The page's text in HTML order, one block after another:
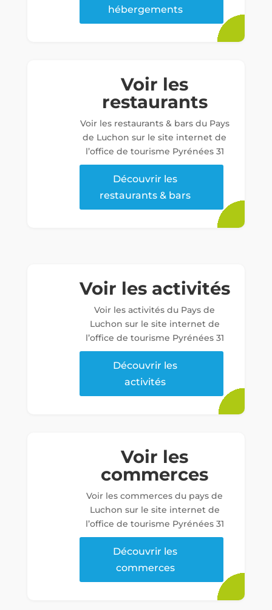
hébergements
Voir les
restaurants
Voir les restaurants & bars du Pays
de Luchon sur le site internet de
l’office de tourisme Pyrénées 31
Découvrir les
restaurants & bars
Voir les activités
Voir les activités du Pays de
Luchon sur le site internet de
l’office de tourisme Pyrénées 31
Découvrir les
activités
Voir les
commerces
Voir les commerces du pays de
Luchon sur le site internet de
l’office de tourisme Pyrénées 31
Découvrir les
commerces